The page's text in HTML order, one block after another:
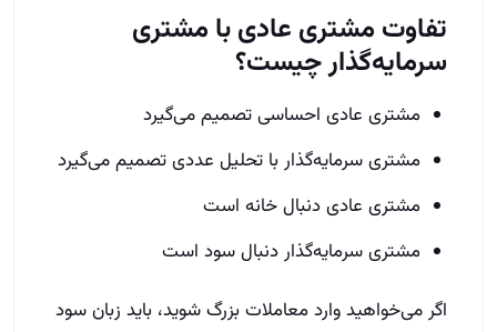
تفاوت مشتری عادی با مشتری
سرمایه‌گذار چیست؟
مشتری عادی احساسی تصمیم می‌گیرد
مشتری سرمایه‌گذار با تحلیل عددی تصمیم می‌گیرد
مشتری عادی دنبال خانه است
مشتری سرمایه‌گذار دنبال سود است
اگر می‌خواهید وارد معاملات بزرگ شوید، باید زبان سود